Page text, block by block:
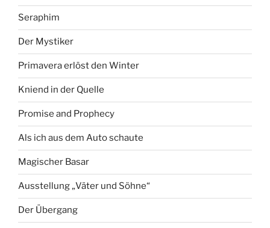
Seraphim
Der Mystiker
Primavera erlöst den Winter
Kniend in der Quelle
Promise and Prophecy
Als ich aus dem Auto schaute
Magischer Basar
Ausstellung „Väter und Söhne“
Der Übergang